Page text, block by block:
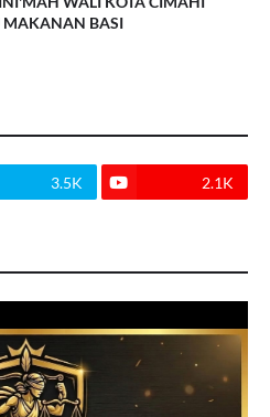
MAKANAN BASI
3.5K 2.1K